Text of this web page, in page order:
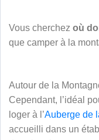
Vous cherchez où
que camper à la
Autour de la
Cependant, l’idéal
loger à l’Auberge de
accueilli dans un